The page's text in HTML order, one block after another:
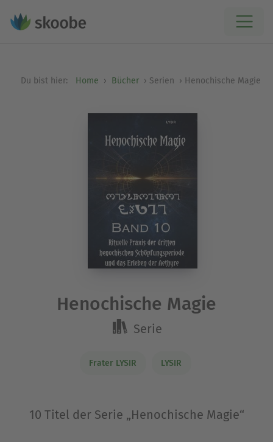
Du bist hier: Home Bücher Serien Henochische Magie
Henochische Magie
Serie
Frater LYSIR LYSIR
10 Titel der Serie „Henochische Magie“